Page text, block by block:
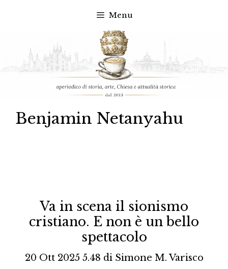
contenuto
Menu
Benjamin Netanyahu
Va in scena il sionismo
cristiano. E non è un bello
spettacolo
20 Ott 2025 5.48 di Simone M. Varisco